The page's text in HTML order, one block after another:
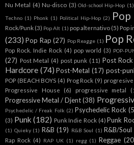
Nu Metal (4) Nu-disco (3) Old-school Hip-Hop (1)
Techno (1) Phonk (1) Political Hip-Hop (2) Pop
Rock/Punk (3) Pop Alt (1) pop alternativo (5) Pop
(233) Pop Rap (27) Pop Reagge (1) Pop
Pop Rock. Indie Rock (4) pop world (3) POP-
(27) Post Metal (4) post punk (11) Post Rock
Hardcore (74) Post-Metal (17) post-
POP (BEACH BOYS (4) Prog Rock (9)
Progressive House (6) progressive metal
Progressive Metal / Djent (38)
Psychedelic / Freak Folk (2) Psychedelic Rock
(3) Punk (182) Punk Indie Rock (4) Punk
(1) Quieky (1) R&B (19) R&B Soul (1) R&B/Soul
Rap Rock (4) RAP UK (1) regg (1) Reggae